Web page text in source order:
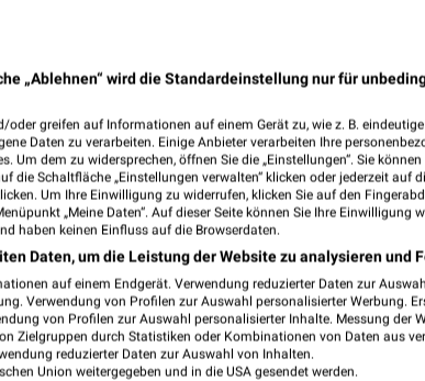
„Ablehnen“ wird die Standardeinstellung nur für
oder greifen auf Informationen auf einem Gerät zu, wie z. B.
Daten zu verarbeiten. Einige Anbieter verarbeiten Ihre
Um dem zu widersprechen, öffnen Sie die „Einstellungen“. Sie
die Schaltfläche „Einstellungen verwalten“ klicken oder jederzeit auf
Um Ihre Einwilligung zu widerrufen, klicken Sie auf den
„Meine Daten“. Auf dieser Seite können Sie Ihre Einwilligung
haben keinen Einfluss auf die Browserdaten.
Daten, um die Leistung der Website zu analysieren und
auf einem Endgerät. Verwendung reduzierter Daten zur
Verwendung von Profilen zur Auswahl personalisierter Werbung.
von Profilen zur Auswahl personalisierter Inhalte. Messung der
Zielgruppen durch Statistiken oder Kombinationen von Daten aus
reduzierter Daten zur Auswahl von Inhalten.
Union weitergegeben und in die USA gesendet werden.